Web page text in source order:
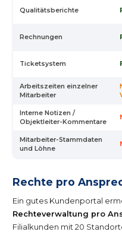
Qualitätsberichte
Rechnungen
Ticketsystem
Arbeitszeiten einzelner
Mitarbeiter
Interne Notizen /
Objektleiter-Kommentare
Mitarbeiter-Stammdaten
und Löhne
Rechte pro
Ein gutes Kundenportal
Rechteverwaltung pro
Filialkunden mit 20